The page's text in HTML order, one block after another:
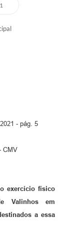
- pág. 5
CMV
exercício físico
Valinhos em
a essa